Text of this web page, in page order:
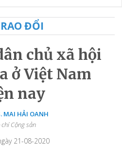
ĐỔI
chủ xã hội
ở Việt Nam
nay
MAI HẢI OANH
chí Cộng sản
21-08-2020